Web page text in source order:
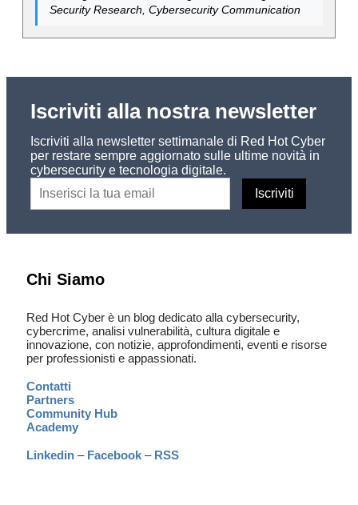
Security Research, Cybersecurity Communication
Iscriviti alla nostra newsletter
Iscriviti alla newsletter settimanale di Red Hot Cyber
per restare sempre aggiornato sulle ultime novità in
cybersecurity e tecnologia digitale.
Chi Siamo
Red Hot Cyber è un blog dedicato alla cybersecurity,
cybercrime, analisi vulnerabilità, cultura digitale e
innovazione, con notizie, approfondimenti, eventi e risorse
per professionisti e appassionati.
Contatti
Partners
Community Hub
Academy
Linkedin – Facebook – RSS